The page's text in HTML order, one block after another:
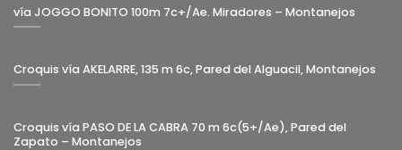
vía JOGGO BONITO 100m 7c+/Ae. Miradores – Montanejos
Croquis vía AKELARRE, 135 m 6c, Pared del Alguacil, Montanejos
Croquis vía PASO DE LA CABRA 70 m 6c(5+/Ae), Pared del
Zapato – Montanejos